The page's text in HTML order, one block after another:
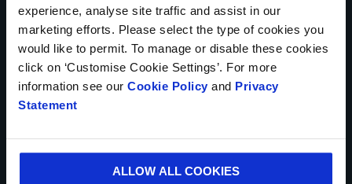
experience, analyse site traffic and assist in our
marketing efforts. Please select the type of cookies you
would like to permit. To manage or disable these cookies
click on ‘Customise Cookie Settings’. For more
information see our Cookie Policy and Privacy
Statement
ALLOW ALL COOKIES
NÚMERO TELEFÓNICO
CORREO ELECTRÓNICO*